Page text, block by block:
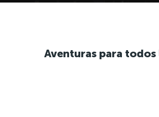
Aventuras para